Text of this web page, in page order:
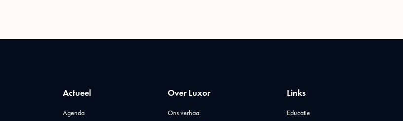
Actueel
Agenda
Over Luxor
Ons verhaal
Links
Educatie